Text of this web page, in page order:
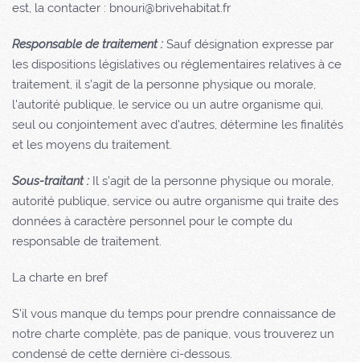
est, la contacter : bnouri@brivehabitat.fr
Responsable de traitement : Sauf désignation expresse par
les dispositions législatives ou réglementaires relatives à ce
traitement, il s’agit de la personne physique ou morale,
l'autorité publique, le service ou un autre organisme qui,
seul ou conjointement avec d'autres, détermine les finalités
et les moyens du traitement.
Sous-traitant : Il s’agit de la personne physique ou morale,
autorité publique, service ou autre organisme qui traite des
données à caractère personnel pour le compte du
responsable de traitement.
La charte en bref
S’il vous manque du temps pour prendre connaissance de
notre charte complète, pas de panique, vous trouverez un
condensé de cette dernière ci-dessous.